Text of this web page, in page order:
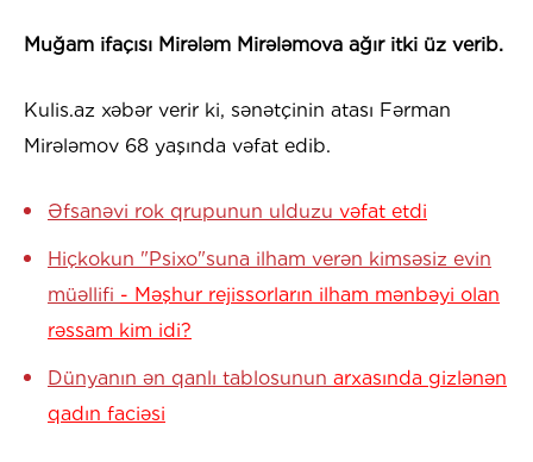
Muğam ifaçısı Mirələm Mirələmova ağır itki üz verib.
Kulis.az xəbər verir ki, sənətçinin atası Fərman
Mirələmov 68 yaşında vəfat edib.
Əfsanəvi rok qrupunun ulduzu vəfat etdi
Hiçkokun "Psixo"suna ilham verən kimsəsiz evin
müəllifi - Məşhur rejissorların ilham mənbəyi olan
rəssam kim idi?
Dünyanın ən qanlı tablosunun arxasında gizlənən
qadın faciəsi